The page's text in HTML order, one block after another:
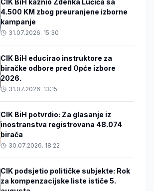
CIK BiH kaznio Zdenka Lučića sa
4.500 KM zbog preuranjene izborne
kampanje
31.07.2026. 15:30
CIK BiH educirao instruktore za
biračke odbore pred Opće izbore
2026.
31.07.2026. 13:15
CIK BiH potvrdio: Za glasanje iz
inostranstva registrovana 48.074
birača
30.07.2026. 18:22
CIK podsjetio političke subjekte: Rok
za kompenzacijske liste ističe 5.